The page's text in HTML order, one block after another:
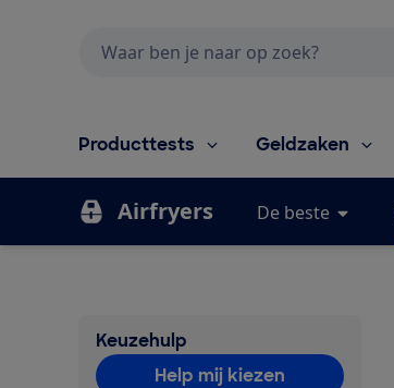
Producttests Geldzaken
Airfryers De beste
Keuzehulp
Help mij kiezen